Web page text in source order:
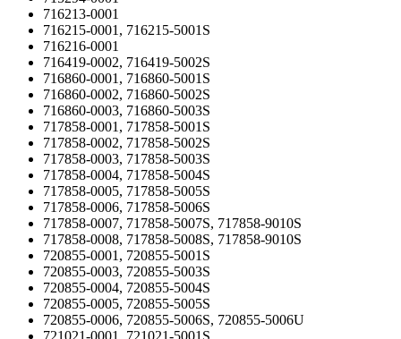
716213-0001
716215-0001, 716215-5001S
716216-0001
716419-0002, 716419-5002S
716860-0001, 716860-5001S
716860-0002, 716860-5002S
716860-0003, 716860-5003S
717858-0001, 717858-5001S
717858-0002, 717858-5002S
717858-0003, 717858-5003S
717858-0004, 717858-5004S
717858-0005, 717858-5005S
717858-0006, 717858-5006S
717858-0007, 717858-5007S, 717858-9010S
717858-0008, 717858-5008S, 717858-9010S
720855-0001, 720855-5001S
720855-0003, 720855-5003S
720855-0004, 720855-5004S
720855-0005, 720855-5005S
720855-0006, 720855-5006S, 720855-5006U
721021-0001, 721021-5001S